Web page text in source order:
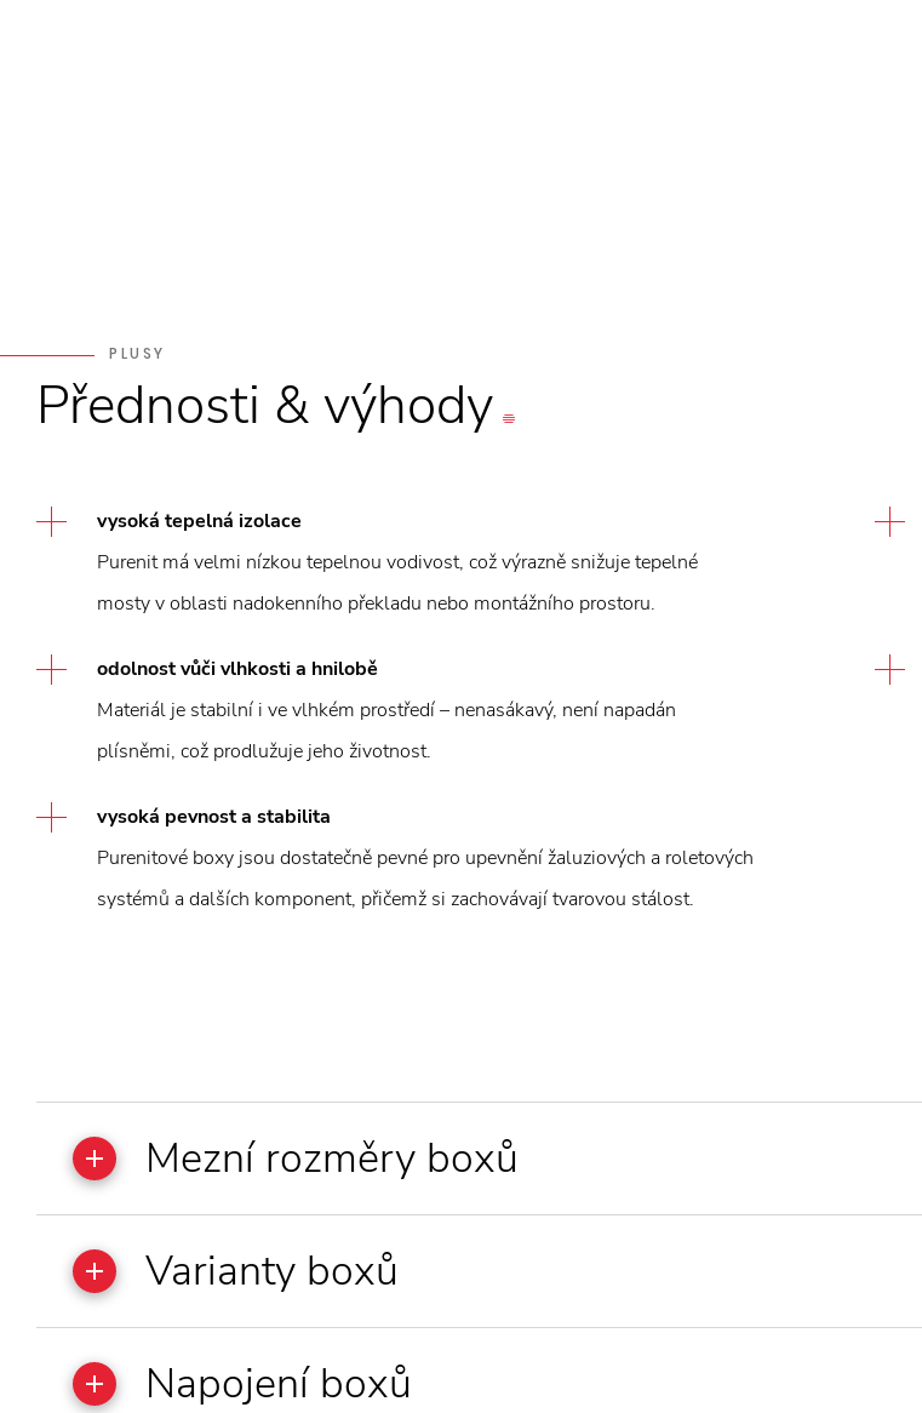
PLUSY
Přednosti & výhody
vysoká tepelná izolace
Purenit má velmi nízkou tepelnou vodivost, což výrazně snižuje tepelné
mosty v oblasti nadokenního překladu nebo montážního prostoru.
odolnost vůči vlhkosti a hnilobě
Materiál je stabilní i ve vlhkém prostředí – nenasákavý, není napadán
plísněmi, což prodlužuje jeho životnost.
vysoká pevnost a stabilita
Purenitové boxy jsou dostatečně pevné pro upevnění žaluziových a roletových
systémů a dalších komponent, přičemž si zachovávají tvarovou stálost.
Mezní rozměry boxů
Varianty boxů
Napojení boxů